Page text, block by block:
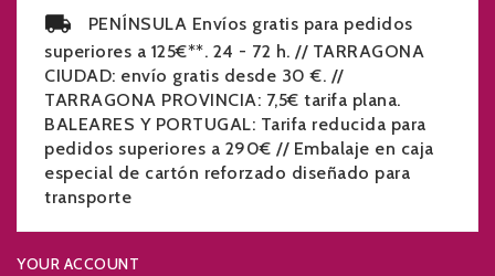
PENÍNSULA Envíos gratis para pedidos
superiores a 125€**. 24 - 72 h. // TARRAGONA
CIUDAD: envío gratis desde 30 €. //
TARRAGONA PROVINCIA: 7,5€ tarifa plana.
BALEARES Y PORTUGAL: Tarifa reducida para
pedidos superiores a 290€ // Embalaje en caja
especial de cartón reforzado diseñado para
transporte
YOUR ACCOUNT